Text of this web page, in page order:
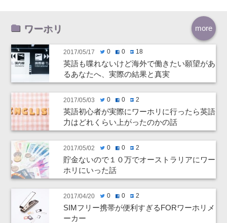
more
ワーホリ
2017/05/17 twitter0 facebook0 hatenabookmark 18
英語も喋れないけど海外で働きたい願望があ
るあなたへ、実際の結果と真実
2017/05/03 twitter0 facebook0 hatenabookmark2
英語初心者が実際にワーホリに行ったら英語
力はどれくらい上がったのかの話
2017/05/02 twitter0 facebook0 hatenabookmark2
貯金ないので１０万でオーストラリアにワー
ホリにいった話
2017/04/20 twitter0 facebook0 hatenabookmark2
SIMフリー携帯が便利すぎるFORワーホリメ
ーカー